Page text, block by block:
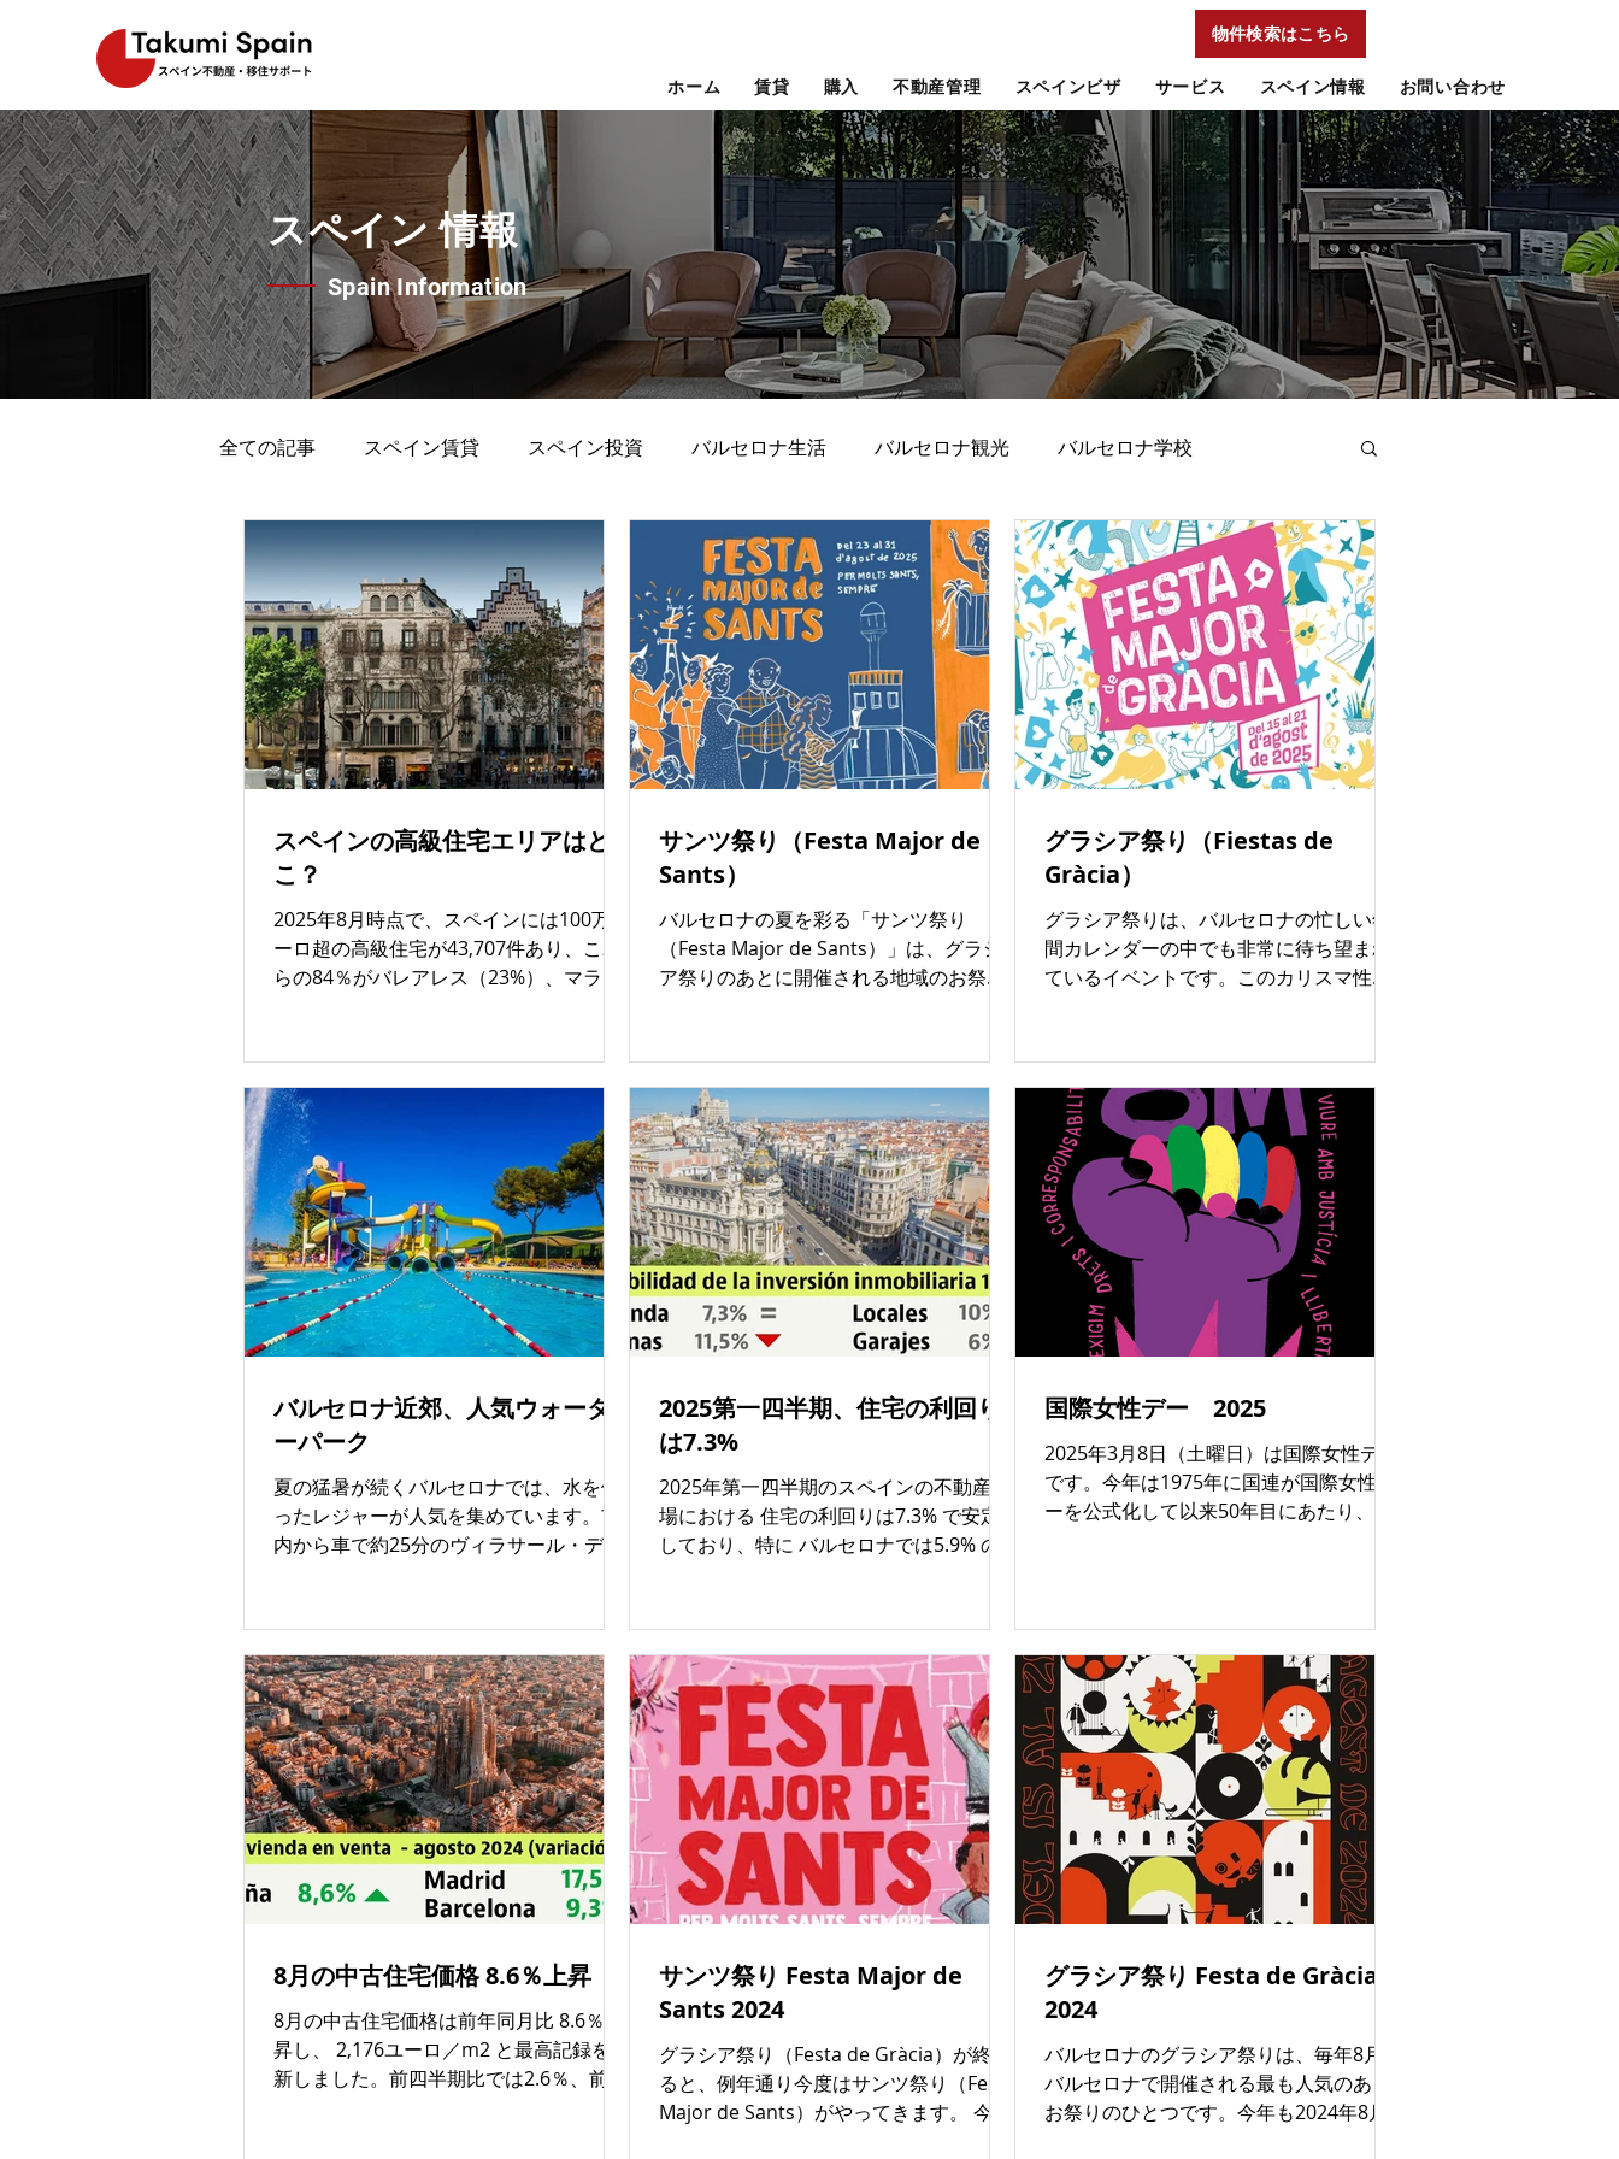
物件検索はこちら
ホーム 賃貸 購入 不動産管理 スペインビザ サービス スペイン情報 お問い合わせ
スペイン 情報
Spain Information
全ての記事 スペイン賃貸 スペイン投資 バルセロナ生活 バルセロナ観光 バルセロナ学校
スペイン魅力 スペインゴールデンビザ その他
スペインの高級住宅エリアはど
こ？
2025年8月時点で、スペインには100万ユ
ーロ超の高級住宅が43,707件あり、これ
らの84％がバレアレス（23%）、マラガ
ローナ（6%）の6県に集中しています。
バルセロナは11%（約4,800件）で第5
位。都市型高級住宅が多く、主に
Eixample（アイシャンプラ）やSarrià-
Sant Gervasi（サリア・サン・ジェルバ
ジ）などに集中しており、歴史的建築を
活かしたリノベーション物件や高層ペン
トハウスなどが人気です。 300万ユーロ
超のウルトラ高級住宅は全国で8,725件あ
り、バレアレス（34%）とマラガ
（31%）が圧倒的で、バルセロナは
ドリードに次ぐ規模となっています。 バ
ルセロナは地中海の魅力に加え、国際空
外国人投資家や富裕層の購入も活発です
。都市型の高級不動産市場として非常に
存在感のあるエリアです。対照的に、地
サンツ祭り（Festa Major de
Sants）
バルセロナの夏を彩る「サンツ祭り
（Festa Major de Sants）」は、グラシ
ア祭りのあとに開催される地域のお祭り
が特徴。今年は 8月23日から31日 に行わ
れ、街歩きだけでも飾り付けられた通り
を楽しむことができます。 開幕は23日
（土）の20時、劇団ラ・カロリカの女優
エステル・ロペス・マルティンとジュリ
ア・トゥルヨル・カイマリによる開会宣
言。その前には龍舞のパレードに参加で
き、踊りを学びながら1年の幸運を願う体
験も用意されています。 今年は 11本の通
りと広場 がデコレーションを競い合いま
す。サーカスの世界に変身するAlcolea
Alcolea de Baix通り、妖精の森に変わる
Finlàndia通り、カタルーニャ各地の祭り
に多彩。宇宙のサービスエリアや陶器工
房の窯の再現、バルセロナ地下鉄100周
年記念、ジュール・ヴェルヌへのオマー
グラシア祭り（Fiestas de
Gràcia）
グラシア祭りは、バルセロナの忙しい年
間カレンダーの中でも非常に待ち望まれ
ているイベントです。このカリスマ性あ
ます。 住民たちの協力によって、街のあ
らゆる通りが 独創的で驚きに満ちたテー
マ装飾 で彩られ、色と創造性、そして喜
びにあふれる雰囲気が街全体に広がりま
す。 このお祭りの魅力はその 唯一無二の
雰囲気 にあります。ライブ音楽、ショ
ー、ワークショップ、子どもから大人ま
で楽しめるさまざまなアクティビティが
用意され、グラシアはまさに バルセロナ
文化の中心地 となります。 今年の開催は
8月15日から21日 までで、ビレリーナ広
なスポットでイベントが行われる予定で
す。 観光客も歓迎され、地元文化を体験
できる絶好の機会です。バルセロナに滞
在しているなら、ぜひ訪れてみてくださ
い。街の“本当の魅力”を感じられること
バルセロナ近郊、人気ウォータ
ーパーク
夏の猛暑が続くバルセロナでは、水を使
ったレジャーが人気を集めています。市
内から車で約25分のヴィラサール・デ・
Fantasia）」は、家族で一日中遊べる内
容が充実しており、涼を求める人々にと
って理想的な場所です。 1981年に開業し
たこのウォーターパークは、 75,000㎡以
上の敷地 に 22本を超えるウォータースラ
イダー と 3つの大型プール を備え、バル
セロナ地域の夏の定番スポットとなって
います。 人気のアトラクションには、急
降下がスリル満点の高速スライダーや回
転式スライダー、子ども向けの「ミニト
ゥス」などがあります。中でも注目は、
1,000㎡を超える「ラベリント・ピラー
タ」（海賊迷路）。この迷路には滝や噴
水、沈んだ船、4本のすべり台が設置され
ています。 園内には900卓を超えるピク
ニックエリア、レストラン、売店、
2025第一四半期、住宅の利回り
は7.3%
2025年第一四半期のスペインの不動産市
場における 住宅の利回りは7.3% で安定
しており、特に バルセロナでは5.9% の
バルセロナは観光業やビジネス需要が高
い都市であるため、住宅市場は安定して
います。 ムルシア（8.2%）やレリダ
（7.7%）などの地方都市では、より高い
利回りが記録されており、 バルセロナや
マドリード（4.8%） 、サン・セバスティ
アン（3.5%）などの大都市よりも高い利
回りが得られることが分かります。 ま
た、住宅以外の不動産タイプでは、オフ
ィスビル（11.5%）、商業施設
（10%）、ガレージ（6%）などが住宅よ
フィスビルは非常に高い利回りを誇って
います。 バルセロナは依然として 不動産
期待できる場所として注目されています
が、他の地方都市では高い利回りを得や
すい状況です。それでも、バルセロナの
国際女性デー 2025
2025年3月8日（土曜日）は国際女性デー
です。今年は1975年に国連が国際女性デ
ーを公式化して以来50年目にあたり、ス
ために、紫色の服を着た何千人もの女性
（少女、ティーンエイジャー、年配の女
性）が、平等と自由の達成という共通の
スローガンを掲げてデモを行います。 バ
ルセロナでは、市内中心部で同時に2つの
デモ行進が行われます。 １ Assemblea
8M ( 女性、レズビアン、トランスジェ
ンダー) スローガン：「Les cures
sostenen la vida 」 デモの目的：変化と
平等基礎としてのケアの重要性に対する
認識を高めること。 午後6時に Plaça
Triomf で終了予定。 ２ バルセロナ・
フェミニスタ・コーディネートラ8M ス
デモの目的：女性に対する暴力を糾弾す
ること。 午後6時に Plaza Catalun
8月の中古住宅価格 8.6％上昇
8月の中古住宅価格は前年同月比 8.6％ 上
昇し、 2,176ユーロ／m2 と最高記録を更
新しました。前四半期比では2.6％、前月
サンツ祭り Festa Major de
Sants 2024
グラシア祭り（Festa de Gràcia）が終わ
ると、例年通り今度はサンツ祭り（Festa
Major de Sants）がやってきます。 今年
グラシア祭り Festa de Gràcia
2024
バルセロナのグラシア祭りは、毎年8月に
バルセロナで開催される最も人気のある
お祭りのひとつです。今年も2024年8月